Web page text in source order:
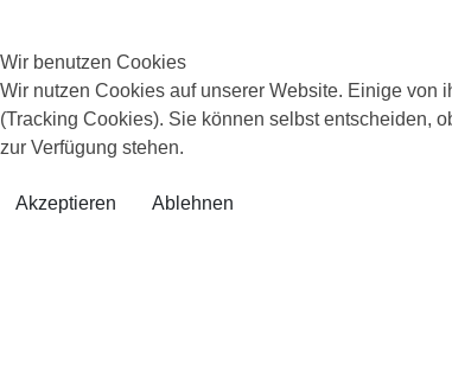
Wir benutzen Cookies
Wir nutzen Cookies auf unserer Website. Einige von
(Tracking Cookies). Sie können selbst entscheiden,
zur Verfügung stehen.
Akzeptieren
Ablehnen